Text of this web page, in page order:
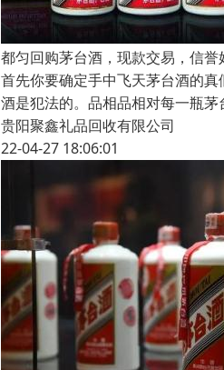
都匀回购茅台酒，现款交易，信誉
首先你要确定手中飞天茅台酒的
酒是犯法的。品相品相对每一瓶
贵阳聚鑫礼品回收有限公司
22-04-27 18:06:01